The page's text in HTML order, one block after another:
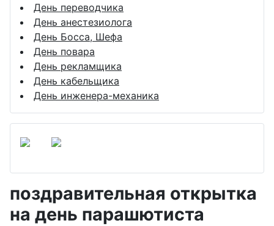
День переводчика
День анестезиолога
День Босса, Шефа
День повара
День рекламщика
День кабельщика
День инженера-механика
поздравительная открытка
на день парашютиста